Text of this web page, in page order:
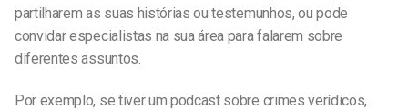
partilharem as suas histórias ou testemunhos, ou pode
convidar especialistas na sua área para falarem sobre
diferentes assuntos.
Por exemplo, se tiver um podcast sobre crimes verídicos,